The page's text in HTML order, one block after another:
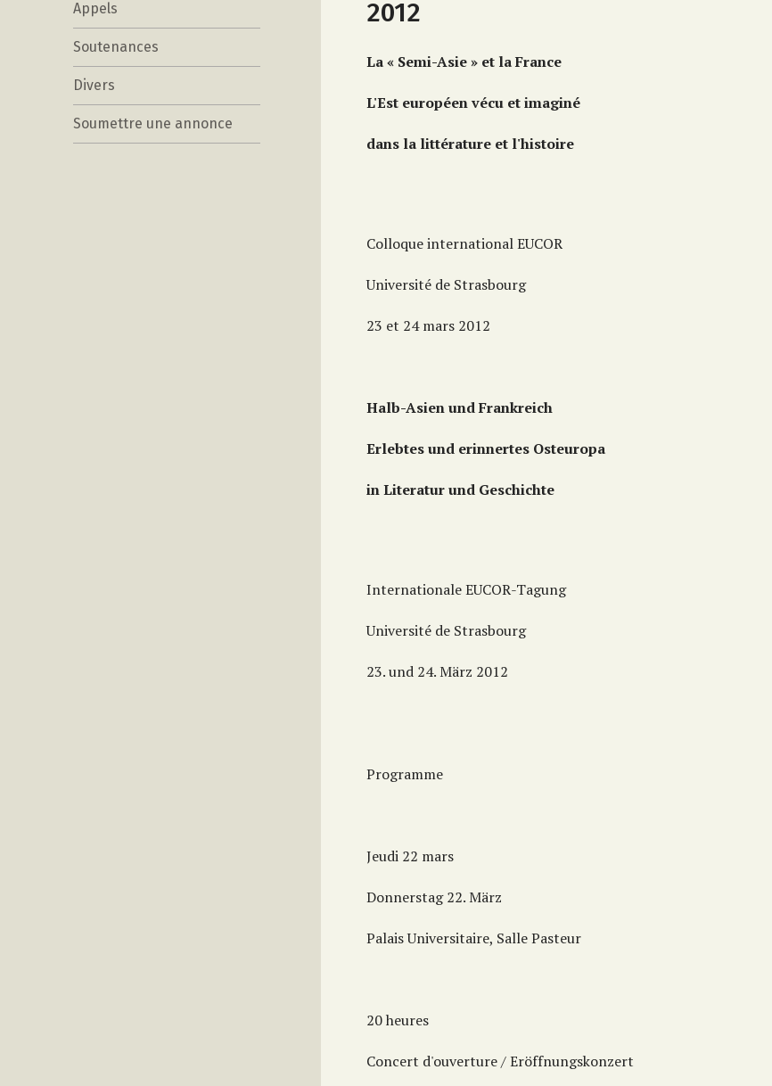
Appels
Soutenances
Divers
Soumettre une annonce
2012
La « Semi-Asie » et la France
L'Est européen vécu et imaginé
dans la littérature et l'histoire
Colloque international EUCOR
Université de Strasbourg
23 et 24 mars 2012
Halb-Asien und Frankreich
Erlebtes und erinnertes Osteuropa
in Literatur und Geschichte
Internationale EUCOR-Tagung
Université de Strasbourg
23. und 24. März 2012
Programme
Jeudi 22 mars
Donnerstag 22. März
Palais Universitaire, Salle Pasteur
20 heures
Concert d'ouverture / Eröffnungskonzert